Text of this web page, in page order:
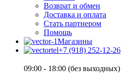
Возврат и обмен
Доставка и оплата
Стать партнером
Помощь
Магазины
+7 (918) 252-12-26
09:00 - 18:00 (без выходных)